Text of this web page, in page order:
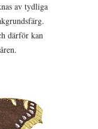
av tydliga
därför kan